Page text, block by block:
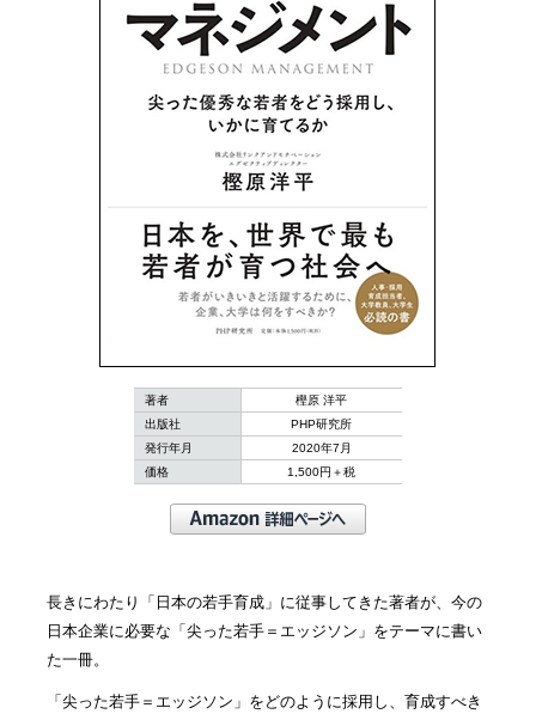
著者
樫原 洋平
出版社
PHP研究所
発行年月
2020年7月
価格
1,500円＋税
長きにわたり「日本の若手育成」に従事してきた著者が、今の
日本企業に必要な「尖った若手＝エッジソン」をテーマに書い
た一冊。
「尖った若手＝エッジソン」をどのように採用し、育成すべき